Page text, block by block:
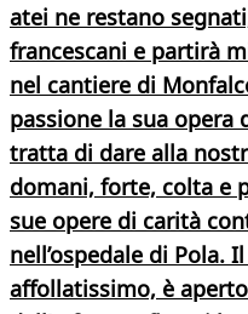
atei ne restano
francescani e partirà
nel cantiere di
passione la sua opera
tratta di dare alla
domani, forte, colta e
sue opere di carità
nell’ospedale di Pola.
affollatissimo, è